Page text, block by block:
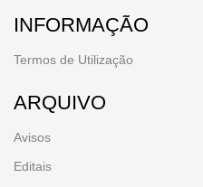
INFORMAÇÃO
Termos de Utilização
ARQUIVO
Avisos
Editais